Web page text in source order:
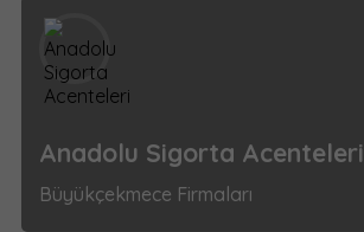
Anadolu Sigorta Acenteleri
Büyükçekmece Firmaları